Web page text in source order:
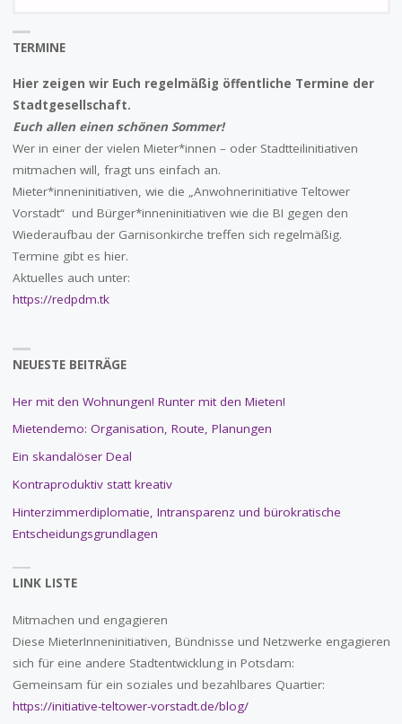
TERMINE
Hier zeigen wir Euch regelmäßig öffentliche Termine der
Stadtgesellschaft.
Euch allen einen schönen Sommer!
Wer in einer der vielen Mieter*innen – oder Stadtteilinitiativen
mitmachen will, fragt uns einfach an.
Mieter*inneninitiativen, wie die „Anwohnerinitiative Teltower
Vorstadt“ und Bürger*inneninitiativen wie die BI gegen den
Wiederaufbau der Garnisonkirche treffen sich regelmäßig.
Termine gibt es hier.
Aktuelles auch unter:
https://redpdm.tk
NEUESTE BEITRÄGE
Her mit den Wohnungen! Runter mit den Mieten!
Mietendemo: Organisation, Route, Planungen
Ein skandalöser Deal
Kontraproduktiv statt kreativ
Hinterzimmerdiplomatie, Intransparenz und bürokratische
Entscheidungsgrundlagen
LINK LISTE
Mitmachen und engagieren
Diese MieterInneninitiativen, Bündnisse und Netzwerke engagieren
sich für eine andere Stadtentwicklung in Potsdam:
Gemeinsam für ein soziales und bezahlbares Quartier:
https://initiative-teltower-vorstadt.de/blog/